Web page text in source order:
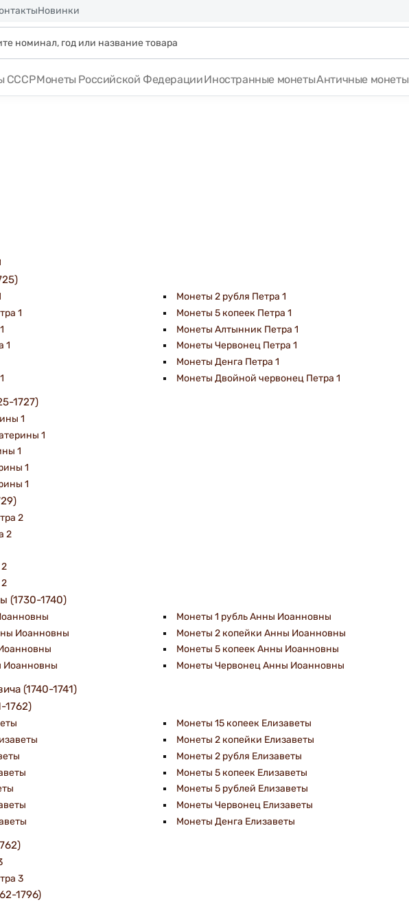
Новинки
СССРМонеты Российской ФедерацииИностранные монетыАнтичные монеты
1
1
Монеты 2 рубля Петра 1
Монеты 5 копеек Петра 1
Монеты Алтынник Петра 1
Монеты Червонец Петра 1
Монеты Денга Петра 1
Монеты Двойной червонец Петра 1
1727)
1
1
1
1
1
2
2
(1730-1740)
Иоанновны
Иоанновны
Монеты 1 рубль Анны Иоанновны
Монеты 2 копейки Анны Иоанновны
Монеты 5 копеек Анны Иоанновны
Монеты Червонец Анны Иоанновны
(1740-1741)
1762)
Монеты 15 копеек Елизаветы
Монеты 2 копейки Елизаветы
Монеты 2 рубля Елизаветы
Монеты 5 копеек Елизаветы
Монеты 5 рублей Елизаветы
Монеты Червонец Елизаветы
Монеты Денга Елизаветы
3
1796)